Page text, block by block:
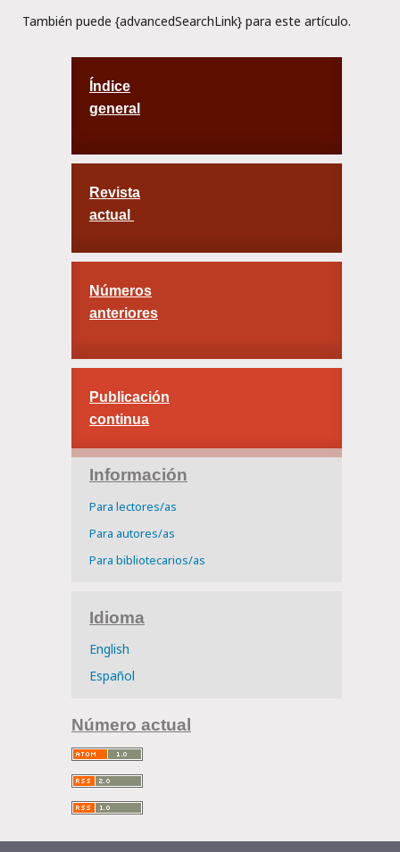
También puede {advancedSearchLink} para este artículo.
Índice
general
Revista
actual
Números
anteriores
Publicación
continua
Información
Para lectores/as
Para autores/as
Para bibliotecarios/as
Idioma
English
Español
Número actual